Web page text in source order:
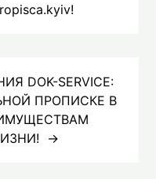
DOK-SERVICE:
ПРОПИСКЕ В